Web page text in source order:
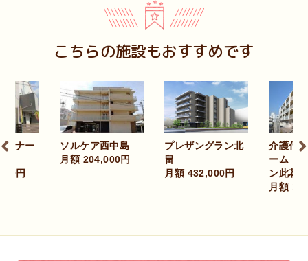
こちらの施設もおすすめです
ケア西中島
プレザングラン北
畠
介護付有料老人ホ
ーム プレザンメゾ
ン此花高見